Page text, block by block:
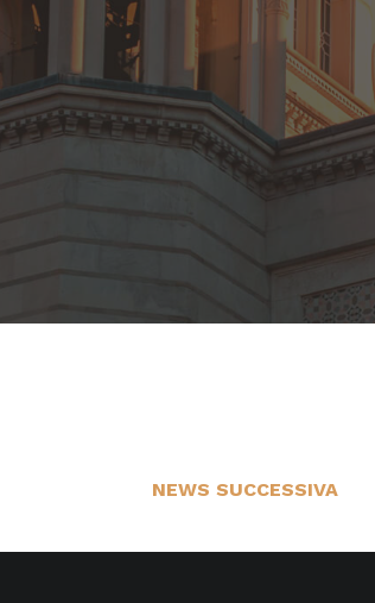
NEWS SUCCESSIVA